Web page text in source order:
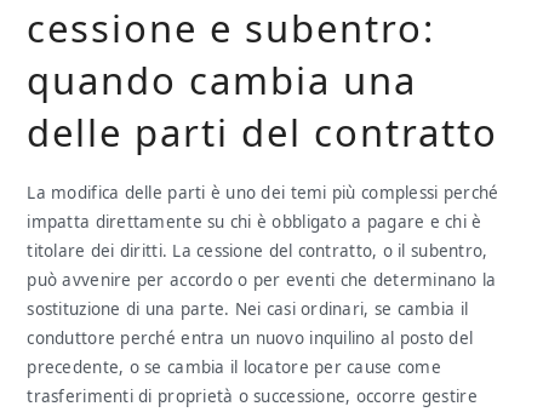
cessione e subentro:
quando cambia una
delle parti del contratto
La modifica delle parti è uno dei temi più complessi perché
impatta direttamente su chi è obbligato a pagare e chi è
titolare dei diritti. La cessione del contratto, o il subentro,
può avvenire per accordo o per eventi che determinano la
sostituzione di una parte. Nei casi ordinari, se cambia il
conduttore perché entra un nuovo inquilino al posto del
precedente, o se cambia il locatore per cause come
trasferimenti di proprietà o successione, occorre gestire